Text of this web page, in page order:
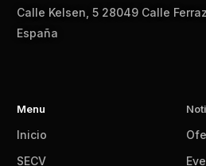
Calle Kelsen, 5 28049 Calle
España
Menu
Inicio
SECV